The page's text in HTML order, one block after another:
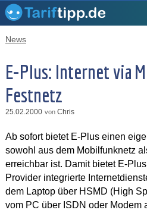
News
E-Plus: Internet via
Festnetz
25.02.2000 von Chris
Ab sofort bietet E-Plus einen
sowohl aus dem Mobilfunknetz
erreichbar ist. Damit bietet E-
Provider integrierte
dem Laptop über HSMD (High
vom PC über ISDN oder Modem